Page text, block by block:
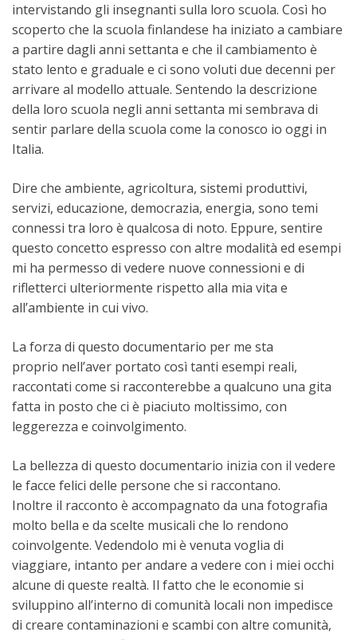
intervistando gli insegnanti sulla loro scuola. Così ho
scoperto che la scuola finlandese ha iniziato a cambiare
a partire dagli anni settanta e che il cambiamento è
stato lento e graduale e ci sono voluti due decenni per
arrivare al modello attuale. Sentendo la descrizione
della loro scuola negli anni settanta mi sembrava di
sentir parlare della scuola come la conosco io oggi in
Italia.
Dire che ambiente, agricoltura, sistemi produttivi,
servizi, educazione, democrazia, energia, sono temi
connessi tra loro è qualcosa di noto. Eppure, sentire
questo concetto espresso con altre modalità ed esempi
mi ha permesso di vedere nuove connessioni e di
rifletterci ulteriormente rispetto alla mia vita e
all’ambiente in cui vivo.
La forza di questo documentario per me sta
proprio nell’aver portato così tanti esempi reali,
raccontati come si racconterebbe a qualcuno una gita
fatta in posto che ci è piaciuto moltissimo, con
leggerezza e coinvolgimento.
La bellezza di questo documentario inizia con il vedere
le facce felici delle persone che si raccontano.
Inoltre il racconto è accompagnato da una fotografia
molto bella e da scelte musicali che lo rendono
coinvolgente. Vedendolo mi è venuta voglia di
viaggiare, intanto per andare a vedere con i miei occhi
alcune di queste realtà. Il fatto che le economie si
sviluppino all’interno di comunità locali non impedisce
di creare contaminazioni e scambi con altre comunità,